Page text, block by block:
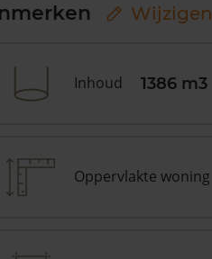
Wijzigen
Inhoud 1386 m3
Oppervlakte woning